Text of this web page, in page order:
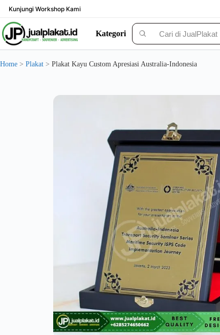
content
Kunjungi Workshop Kami
Solusi Custom Plakat Nomer 1 di Indonesia - jualplakat.id
Kategori
Home > Plakat > Plakat Kayu Custom Apresiasi Australia-Indonesia